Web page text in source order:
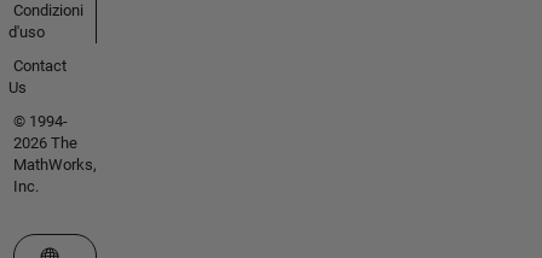
Condizioni
d'uso
Contact
Us
© 1994-
2026 The
MathWorks,
Inc.